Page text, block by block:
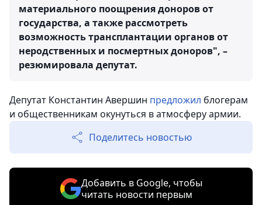
материального поощрения доноров от
государства, а также рассмотреть
возможность трансплантации органов от
неродственных и посмертных доноров", –
резюмировала депутат.
Депутат Константин Авершин предложил блогерам
и общественникам окунуться в атмосферу армии.
Поделитесь новостью
Добавить в Google, чтобы
читать новости первым